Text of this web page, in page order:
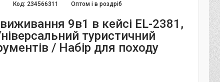
Оптом і в роздріб
Код: 234566311
9в1 в кейсі EL-2381,
туристичний
/ Набір для походу